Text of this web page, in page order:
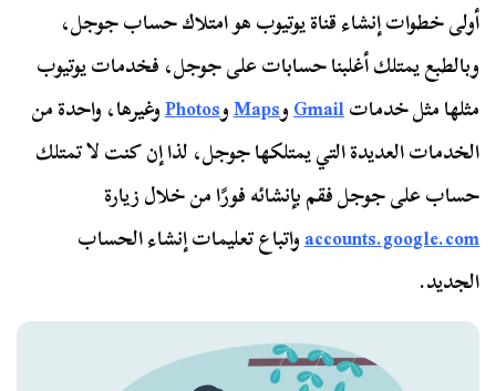
أولى خطوات إنشاء قناة يوتيوب هو امتلاك حساب جوجل،
وبالطبع يمتلك أغلبنا حسابات على جوجل، فخدمات يوتيوب
مثلها مثل خدماتGmailوMapsوPhotosوغيرها، واحدة من
الخدمات العديدة التي يمتلكها جوجل، لذا إن كنت لا تمتلك
حساب على جوجل فقم بإنشائه فورًا من خلال زيارة
accounts.google.comواتباع تعليمات إنشاء الحساب
الجديد.